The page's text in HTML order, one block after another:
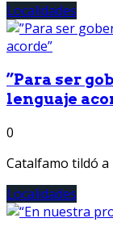
Localidades
”Para ser
lenguaje
0
Catalfamo tildó a
Localidades